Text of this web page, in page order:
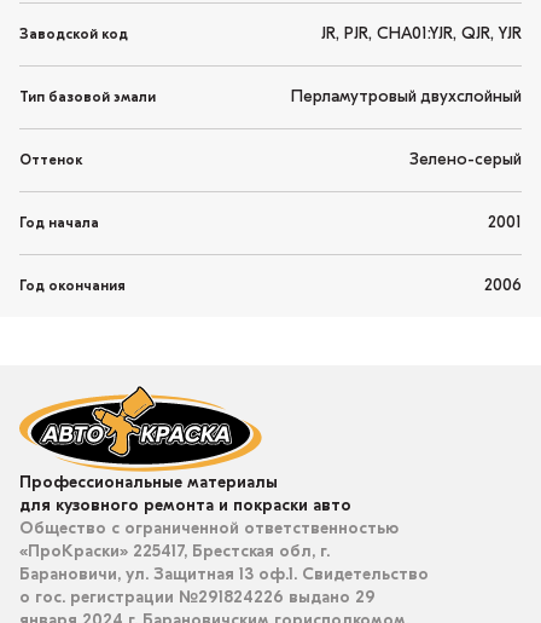
Заводской код JR, PJR, CHA01:YJR, QJR, YJR
Тип базовой эмали Перламутровый двухслойный
Оттенок Зелено-серый
Год начала 2001
Год окончания 2006
Профессиональные материалы
для кузовного ремонта и покраски авто
Общество с ограниченной ответственностью
«ПроКраски» 225417, Брестская обл, г.
Барановичи, ул. Защитная 13 оф.1. Свидетельство
о гос. регистрации №291824226 выдано 29